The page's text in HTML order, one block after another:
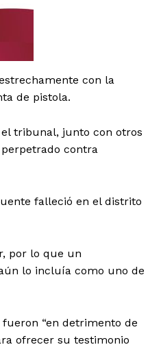
privacidad
con la
de pistola.
tribunal, junto con otros
contra
falleció en el distrito
por lo que un
lo incluía como uno de
“en detrimento de
ofrecer su testimonio